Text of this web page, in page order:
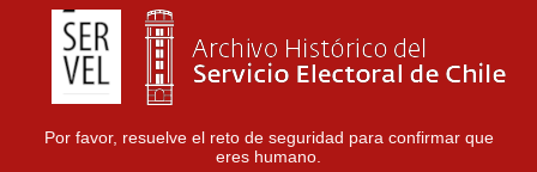
Por favor, resuelve el reto de seguridad para confirmar que
eres humano.